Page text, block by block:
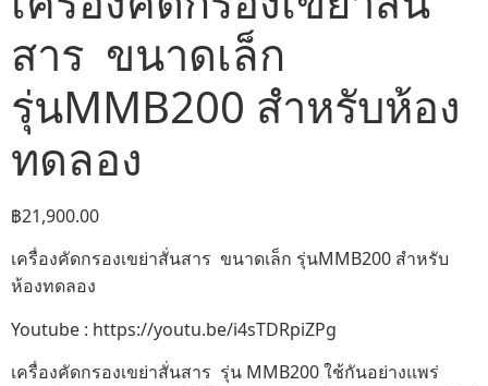
สาร ขนาดเล็ก
รุ่นMMB200 สำหรับห้อง
ทดลอง
฿21,900.00
เครื่องคัดกรองเขย่าสั่นสาร ขนาดเล็ก รุ่นMMB200 สำหรับ
ห้องทดลอง
Youtube : https://youtu.be/i4sTDRpiZPg
เครื่องคัดกรองเขย่าสั่นสาร รุ่น MMB200 ใช้กันอย่างแพร่